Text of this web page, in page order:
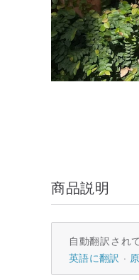
商品説明
自動翻訳され
英語に翻訳